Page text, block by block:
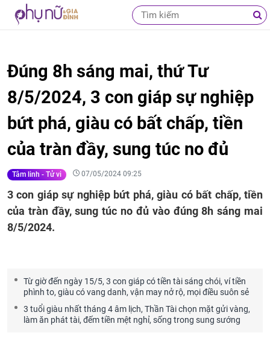
Đúng 8h sáng mai, thứ Tư
8/5/2024, 3 con giáp sự nghiệp
bứt phá, giàu có bất chấp, tiền
của tràn đầy, sung túc no đủ
Tâm linh - Tử vi 07/05/2024 09:25
3 con giáp sự nghiệp bứt phá, giàu có bất chấp, tiền
của tràn đầy, sung túc no đủ vào đúng 8h sáng mai
8/5/2024.
Từ giờ đến ngày 15/5, 3 con giáp có tiền tài sáng chói, ví tiền
phình to, giàu có vang danh, vận may nở rộ, mọi điều suôn sẻ
3 tuổi giàu nhất tháng 4 âm lịch, Thần Tài chọn mặt gửi vàng,
làm ăn phát tài, đếm tiền mệt nghỉ, sống trong sung sướng